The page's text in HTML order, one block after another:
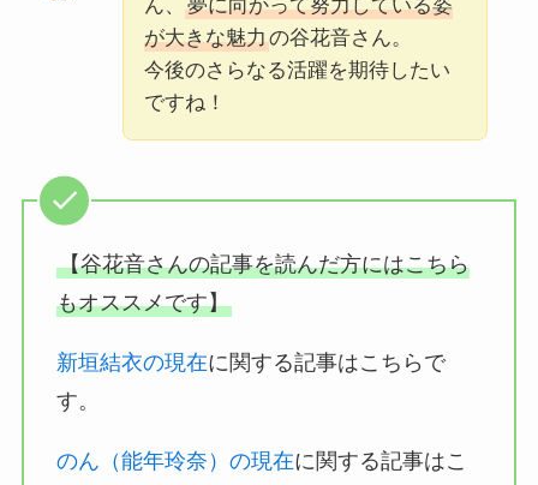
ん、
夢に向かって努力している姿
が大きな魅力の谷花音さん。
今後のさらなる活躍を期待したい
ですね！
【谷花音さんの記事を読んだ方にはこちら
もオススメです】
新垣結衣の現在に関する記事はこちらで
す。
のん（能年玲奈）の現在に関する記事はこ